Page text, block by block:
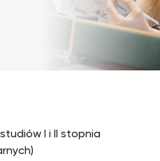
I i II stopnia